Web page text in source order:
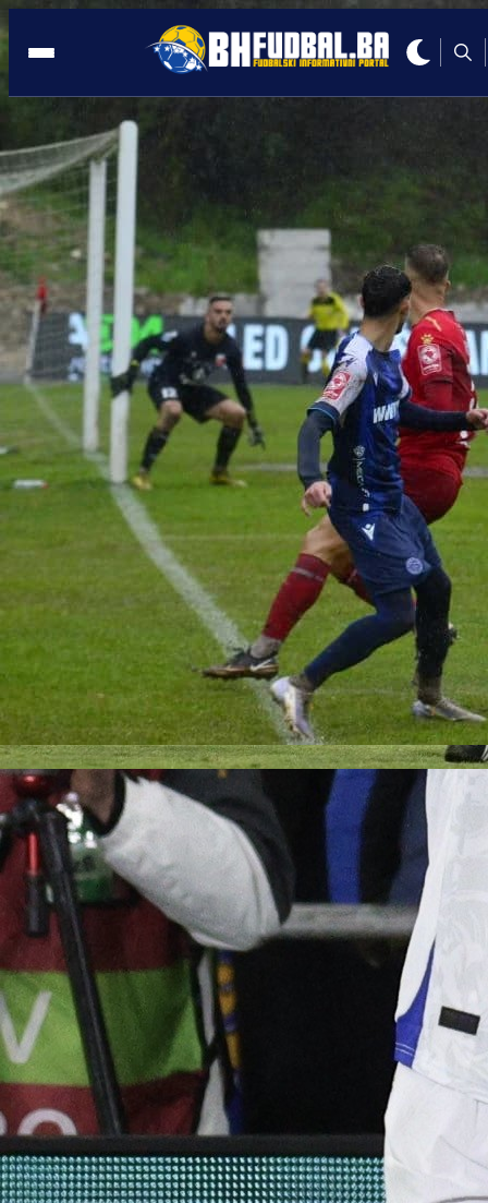
PECARA
20:49, 15.09.2025
Kaljanac: Sarajevo oštećeno na Pecari,
penal za Široki nije postojao
Autor:
Redakcija
20:49, 15.09.2025